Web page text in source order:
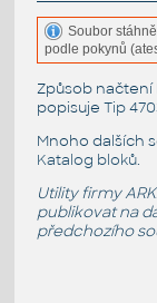
Soubor
podle pokynů
Způsob načtení
popisuje Tip
Mnoho dalších
Katalog bloků.
Utility firmy
publikovat na
předchozího